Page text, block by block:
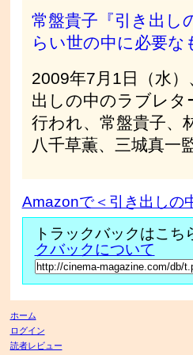
常盤貴子『引き出し
らい世の中に必要な
2009年7月1日（水
出しの中のラブレタ
行われ、常盤貴子、
八千草薫、三城真一
Amazonで＜引き出しの
トラックバックはこ
クバックについて
ホーム
ログイン
読者レビュー